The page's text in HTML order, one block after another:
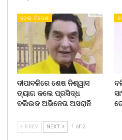
ଦେଶ- ବିଦେଶ
ଦୀପାବଳିରେ ଶେଷ ନିଶ୍ୱାସ
ତ୍ୟାଗ କଲେ ପ୍ରସିଦ୍ଧ
ବଲିଉଡ ଅଭିନେତା ଅସରାନି
PREV NEXT 1 of 2